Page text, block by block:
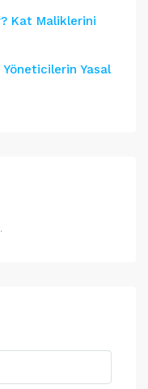
Kat Maliklerini
Yasal